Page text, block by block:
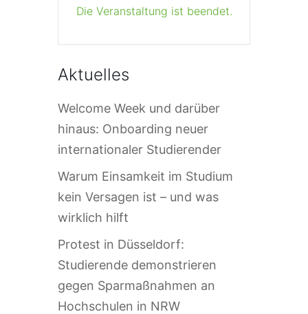
Die Veranstaltung ist beendet.
Aktuelles
Welcome Week und darüber
hinaus: Onboarding neuer
internationaler Studierender
Warum Einsamkeit im Studium
kein Versagen ist – und was
wirklich hilft
Protest in Düsseldorf:
Studierende demonstrieren
gegen Sparmaßnahmen an
Hochschulen in NRW